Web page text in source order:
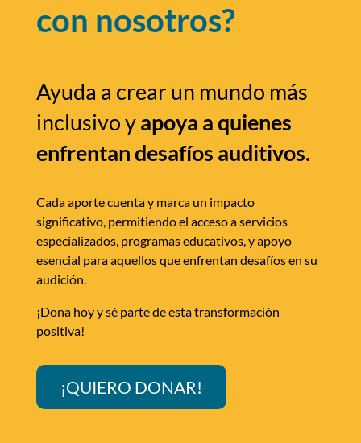
con nosotros?
Ayuda a crear un mundo más
inclusivo yapoya a quienes
enfrentan desafíos auditivos.
Cada aporte cuenta y marca un impacto
significativo, permitiendo el acceso a servicios
especializados, programas educativos, y apoyo
esencial para aquellos que enfrentan desafíos en su
audición.
¡Dona hoy y sé parte de esta transformación
positiva!
¡QUIERO DONAR!